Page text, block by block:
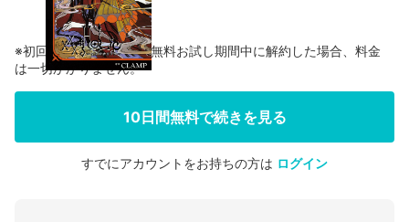
会員登録する
※初回登録の方に限り、無料お試し期間中に解約した場合、料金
は一切かかりません。
10日間無料で続きを見る
すでにアカウントをお持ちの方は ログイン